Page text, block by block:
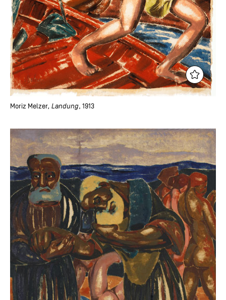
Moriz Melzer, Landung, 1913